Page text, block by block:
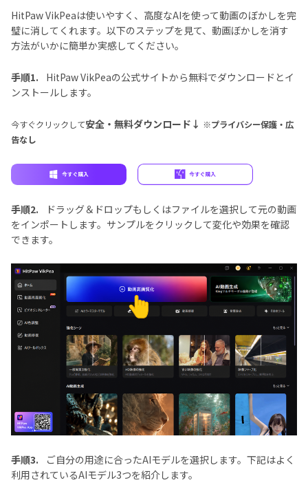
HitPaw VikPeaは使いやすく、高度なAIを使って動画のぼかしを完
璧に消してくれます。以下のステップを見て、動画ぼかしを消す
方法がいかに簡単か実感してください。
手順1.
HitPaw VikPeaの公式サイトから無料でダウンロードとイ
ンストールします。
今すぐクリックして安全・無料ダウンロード↓ ※プライバシー保護・広
告なし
手順2.
ドラッグ＆ドロップもしくはファイルを選択して元の動画
をインポートします。サンプルをクリックして変化や効果を確認
できます。
手順3.
ご自分の用途に合ったAIモデルを選択します。下記はよく
利用されているAIモデル3つを紹介します。